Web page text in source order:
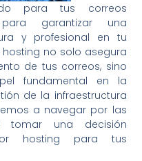
para tus correos
garantizar una
y profesional en tu
no solo asegura
de tus correos, sino
fundamental en la
de la infraestructura
a navegar por las
tomar una decisión
hosting para tus